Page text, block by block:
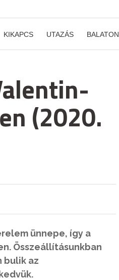
KIKAPCS UTAZÁS BALATON
(2020.
ünnepe, így a
Összeállításunkban
bulik az